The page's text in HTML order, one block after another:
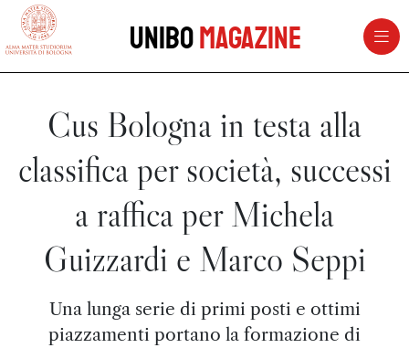
vai al contenuto della pagina
UniboMagazine
Cus Bologna in testa alla
classifica per società, successi
a raffica per Michela
Guizzardi e Marco Seppi
Una lunga serie di primi posti e ottimi
piazzamenti portano la formazione di